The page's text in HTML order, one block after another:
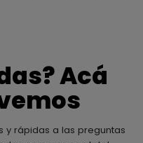
Acá
y rápidas a las preguntas